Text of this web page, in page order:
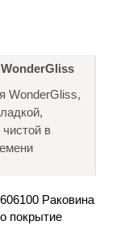
WonderGliss,
в
Раковина
покрытие